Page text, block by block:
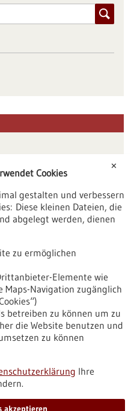
✕
Cookies
gestalten und verbessern
Diese kleinen Dateien, die
abgelegt werden, dienen
zu ermöglichen
Elemente wie
Maps-Navigation zugänglich
betreiben zu können um zu
die Website benutzen und
zu können
Ihre
akzeptieren